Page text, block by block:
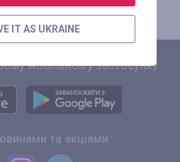
мобільному застосунку
та акціями
IT AS UKRAINE